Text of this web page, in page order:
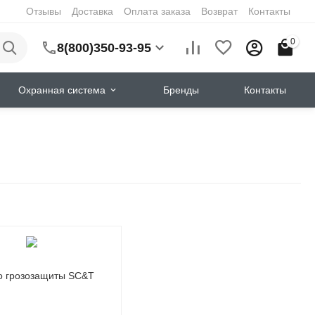
Отзывы Доставка Оплата заказа Возврат Контакты
8(800)350-93-95 0
Охранная система Бренды Контакты
грозозащиты SC&T